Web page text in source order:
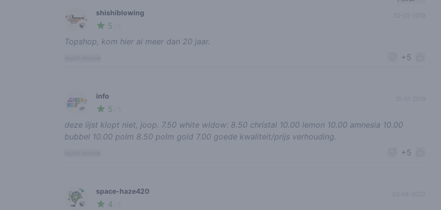
🍃
shishiblowing
5
30-03-2019
Topshop, kom hier ai meer dan 20 jaar.
+5
🌱
info
5
deze lijst klopt niet, joop. 7.50 white widow: 8.50 christal 10.00 lemon 10.00 amnesia 10.00
bubbel 10.00 polm 8.50 polm gold 7.00 goede kwaliteit/prijs verhouding.
+5
🍃
space-haze420
4
30-04-2022